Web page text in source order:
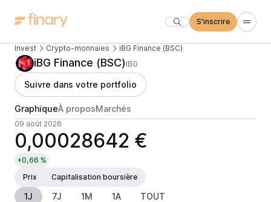
S'inscrire
Invest Crypto-monnaies iBG Finance (BSC)
iBG Finance (BSC) IBG
Suivre dans votre portfolio
GraphiqueÀ proposMarchés
09 août 2026
0,00028642 €
+0,66 %
Prix
Capitalisation boursière
1J 7J 1M 1A TOUT